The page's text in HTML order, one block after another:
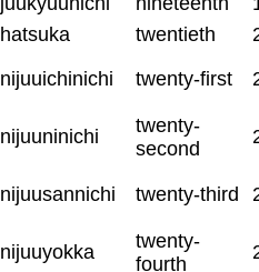
hatsuka twentieth
nijuuichinichi twenty-first
nijuuninichi
twenty-
second
nijuusannichi twenty-third
nijuuyokka
twenty-
fourth